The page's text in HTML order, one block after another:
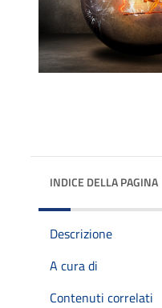
INDICE DELLA PAGINA
Descrizione
A cura di
Contenuti correlati